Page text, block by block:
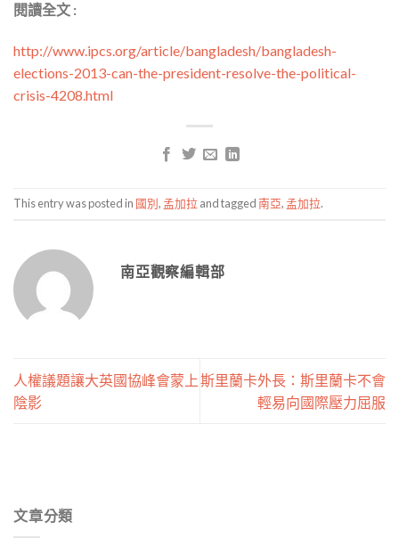
閱讀全文 :
http://www.ipcs.org/article/bangladesh/bangladesh-
elections-2013-can-the-president-resolve-the-political-
crisis-4208.html
This entry was posted in 國別, 孟加拉 and tagged南亞, 孟加拉.
南亞觀察編輯部
人權議題讓大英國協峰會蒙上
陰影
斯里蘭卡外長：斯里蘭卡不會
輕易向國際壓力屈服
文章分類